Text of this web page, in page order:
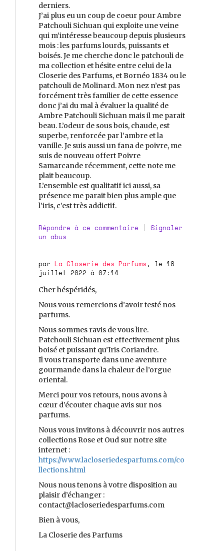
derniers.
J’ai plus eu un coup de coeur pour Ambre
Patchouli Sichuan qui exploite une veine
qui m’intéresse beaucoup depuis plusieurs
mois : les parfums lourds, puissants et
boisés. Je me cherche donc le patchouli de
ma collection et hésite entre celui de la
Closerie des Parfums, et Bornéo 1834 ou le
patchouli de Molinard. Mon nez n’est pas
forcément très familier de cette essence
donc j’ai du mal à évaluer la qualité de
Ambre Patchouli Sichuan mais il me parait
beau. L’odeur de sous bois, chaude, est
superbe, renforcée par l’ambre et la
vanille. Je suis aussi un fana de poivre, me
suis de nouveau offert Poivre
Samarcande récemment, cette note me
plait beaucoup.
L’ensemble est qualitatif ici aussi, sa
présence me parait bien plus ample que
l’iris, c’est très addictif.
Répondre à ce commentaire | Signaler
un abus
par La Closerie des Parfums , le 18
juillet 2022 à 07:14
Cher héspéridés,
Nous vous remercions d’avoir testé nos
parfums.
Nous sommes ravis de vous lire.
Patchouli Sichuan est effectivement plus
boisé et puissant qu’Iris Coriandre.
Il vous transporte dans une aventure
gourmande dans la chaleur de l’orgue
oriental.
Merci pour vos retours, nous avons à
cœur d’écouter chaque avis sur nos
parfums.
Nous vous invitons à découvrir nos autres
collections Rose et Oud sur notre site
internet :
https://www.lacloseriedesparfums.com/co
llections.html
Nous nous tenons à votre disposition au
plaisir d’échanger :
contact@lacloseriedesparfums.com
Bien à vous,
La Closerie des Parfums